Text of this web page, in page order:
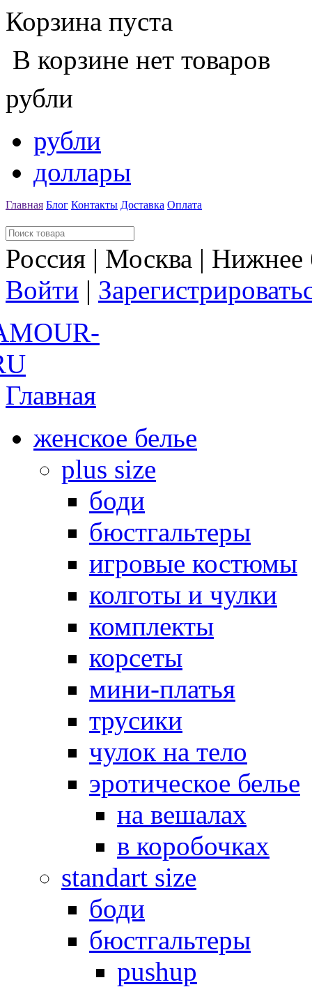
Корзина пуста
В корзине нет товаров
рубли
рубли
доллары
Главная Блог Контакты Доставка Оплата
Россия | Москва |
Войти |
Главная
женское белье
plus size
боди
бюстгальтеры
игровые костюмы
колготы и чулки
комплекты
корсеты
мини-платья
трусики
чулок на тело
эротическое белье
на вешалах
в коробочках
standart size
боди
бюстгальтеры
pushup